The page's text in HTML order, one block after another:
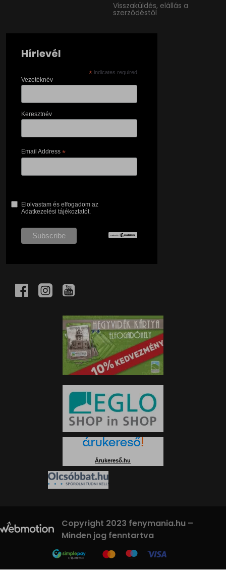
Visszaküldés, elállás a
szerződéstől
Hírlevél
* indicates required
Vezetéknév
Keresztnév
Email Address *
Elolvastam és elfogadom az
Adatkezelési tájékoztatót.
Árukereső.hu
Copyright 2023 fenymania.hu –
Minden jog fenntartva